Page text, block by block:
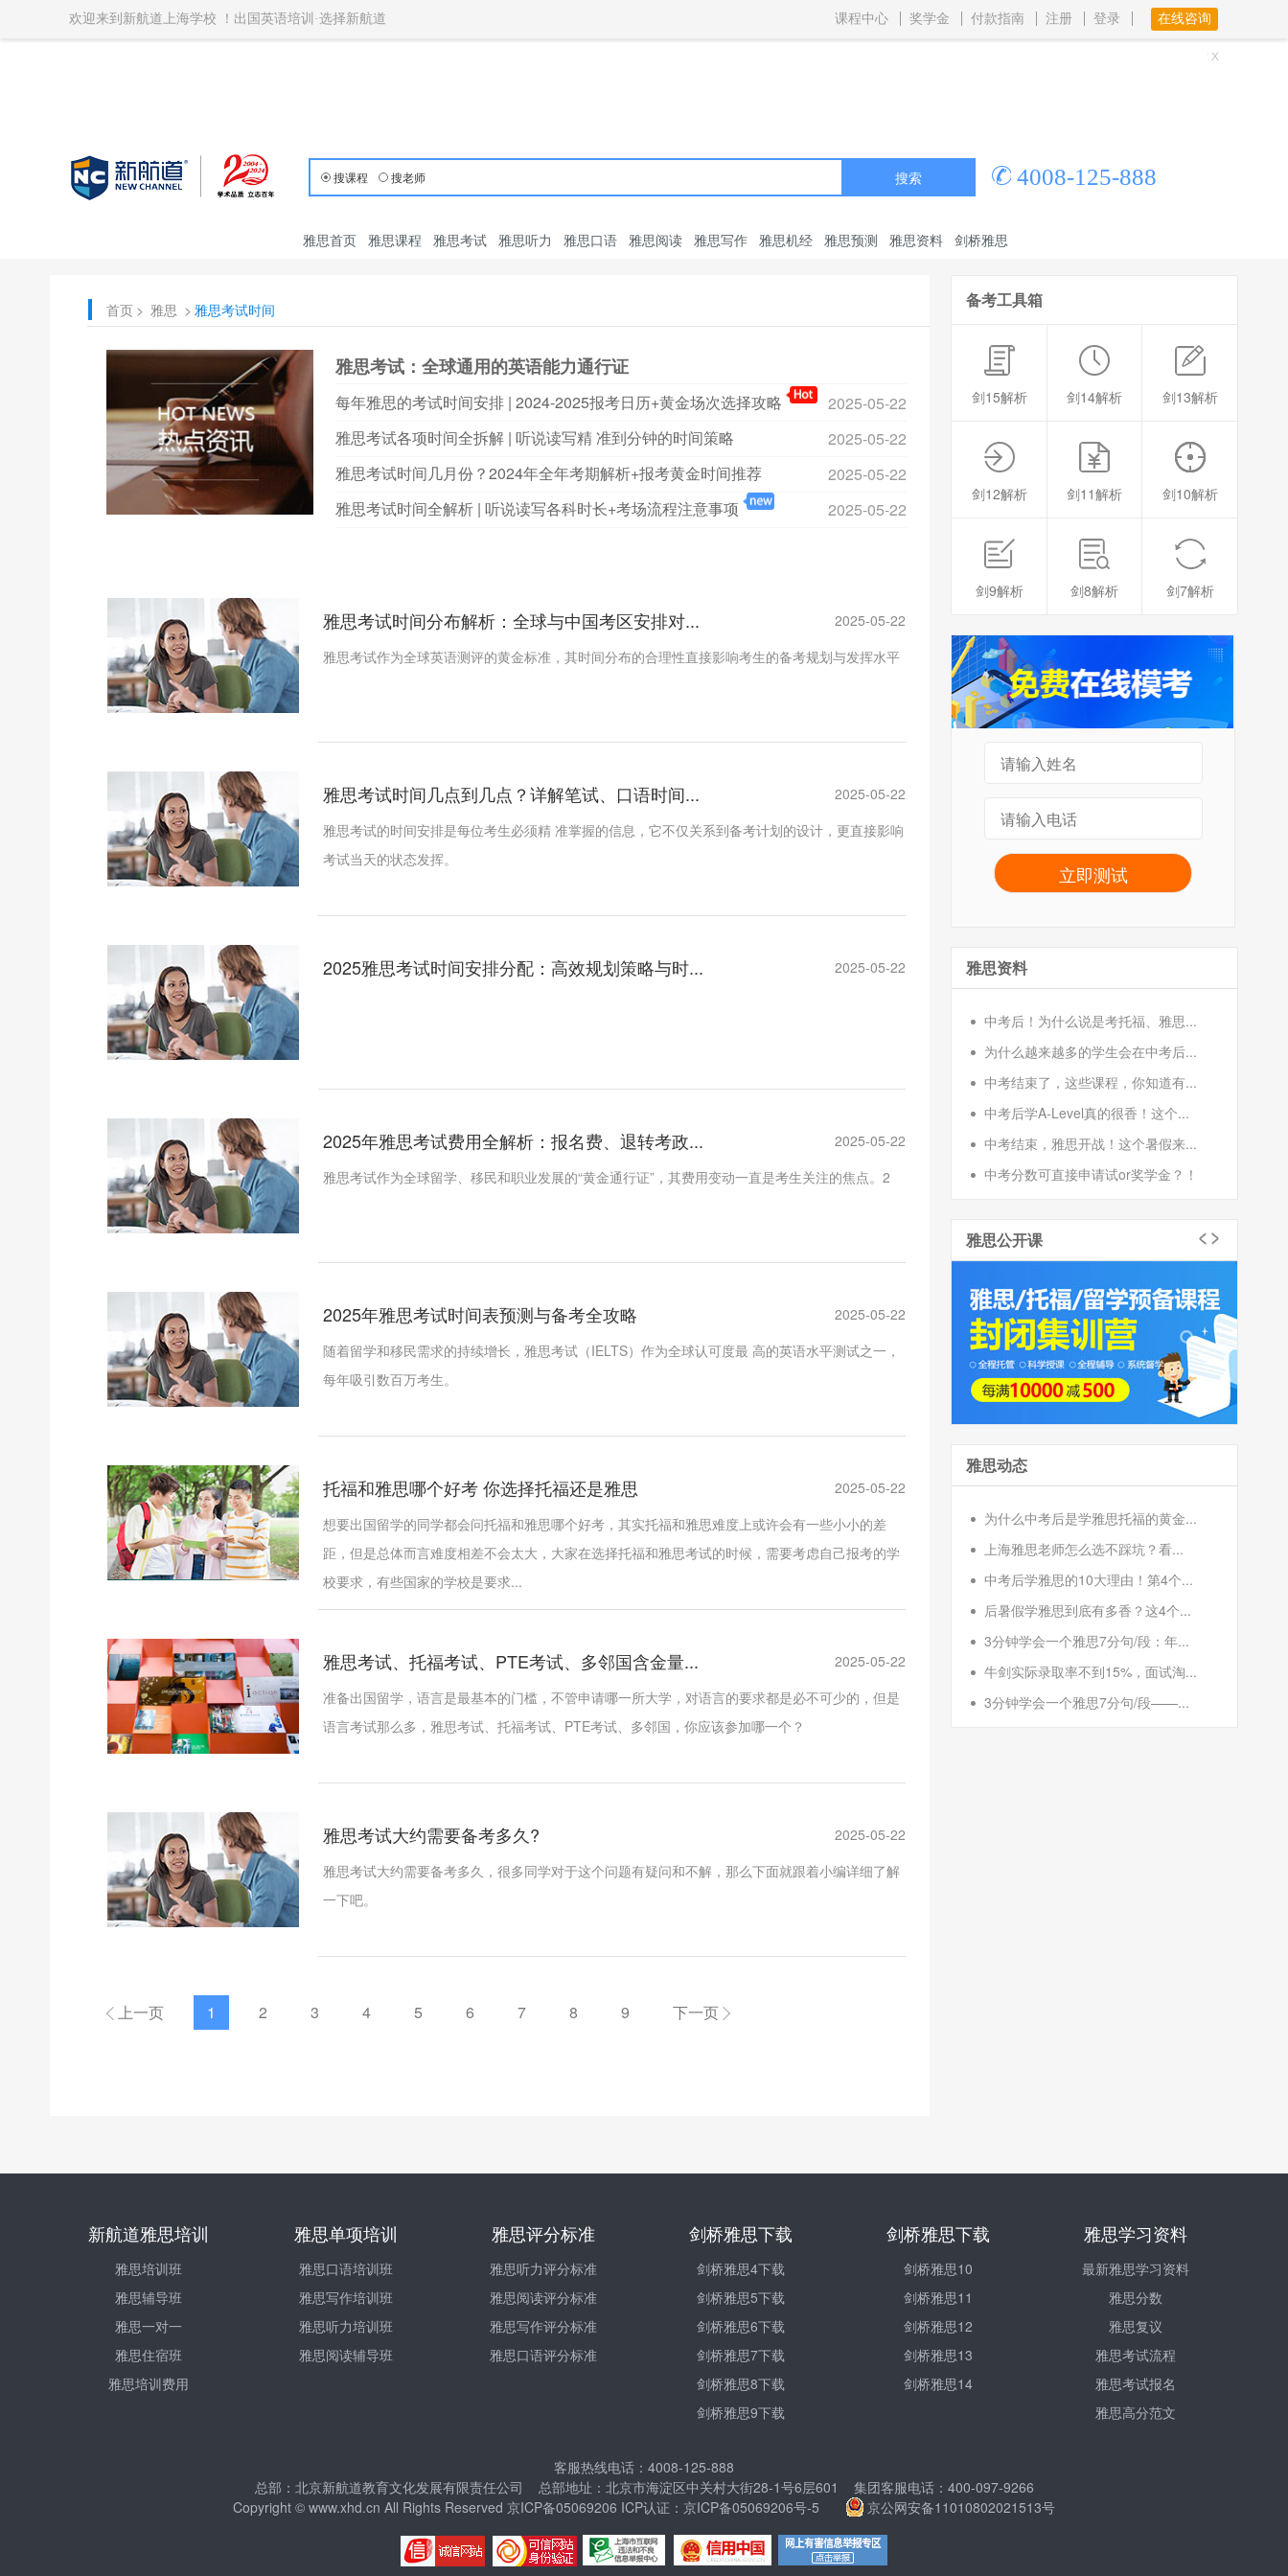
欢迎来到新航道上海学校 ！出国英语培训·选择新航道 课程中心 奖学金 付款指南 注册 登录 在线咨询
搜课程 搜老师 搜索 4008-125-888
雅思首页 雅思课程 雅思考试 雅思听力 雅思口语 雅思阅读 雅思写作 雅思机经 雅思预测 雅思资料 剑桥雅思
首页 > 雅思 > 雅思考试时间
雅思考试：全球通用的英语能力通行证
每年雅思的考试时间安排 | 2024-2025报考日历+黄金场次选择攻略
2025-05-22
雅思考试各项时间全拆解 | 听说读写精 准到分钟的时间策略
2025-05-22
雅思考试时间几月份？2024年全年考期解析+报考黄金时间推荐
2025-05-22
雅思考试时间全解析 | 听说读写各科时长+考场流程注意事项
2025-05-22
雅思考试时间分布解析：全球与中国考区安排对...
2025-05-22
雅思考试作为全球英语测评的黄金标准，其时间分布的合理性直接影响考生的备考规划与发挥水平
雅思考试时间几点到几点？详解笔试、口语时间...
2025-05-22
雅思考试的时间安排是每位考生必须精 准掌握的信息，它不仅关系到备考计划的设计，更直接影响
考试当天的状态发挥。
2025雅思考试时间安排分配：高效规划策略与时... 2025-05-22
2025年雅思考试费用全解析：报名费、退转考政...
2025-05-22
雅思考试作为全球留学、移民和职业发展的“黄金通行证”，其费用变动一直是考生关注的焦点。2
2025年雅思考试时间表预测与备考全攻略
2025-05-22
随着留学和移民需求的持续增长，雅思考试（IELTS）作为全球认可度最 高的英语水平测试之一，
每年吸引数百万考生。
托福和雅思哪个好考 你选择托福还是雅思
2025-05-22
想要出国留学的同学都会问托福和雅思哪个好考，其实托福和雅思难度上或许会有一些小小的差
距，但是总体而言难度相差不会太大，大家在选择托福和雅思考试的时候，需要考虑自己报考的学
校要求，有些国家的学校是要求...
雅思考试、托福考试、PTE考试、多邻国含金量...
2025-05-22
准备出国留学，语言是最基本的门槛，不管申请哪一所大学，对语言的要求都是必不可少的，但是
语言考试那么多，雅思考试、托福考试、PTE考试、多邻国，你应该参加哪一个？
雅思考试大约需要备考多久?
2025-05-22
雅思考试大约需要备考多久，很多同学对于这个问题有疑问和不解，那么下面就跟着小编详细了解
一下吧。
上一页 1 2 3 4 5 6 7 8 9 下一页
备考工具箱
剑15解析 剑14解析 剑13解析
剑12解析 剑11解析 剑10解析
剑9解析 剑8解析 剑7解析
立即测试
雅思资料
中考后！为什么说是考托福、雅思...
为什么越来越多的学生会在中考后...
中考结束了，这些课程，你知道有...
中考后学A-Level真的很香！这个...
中考结束，雅思开战！这个暑假来...
中考分数可直接申请试or奖学金？！
雅思公开课
雅思动态
为什么中考后是学雅思托福的黄金...
上海雅思老师怎么选不踩坑？看...
中考后学雅思的10大理由！第4个...
后暑假学雅思到底有多香？这4个...
3分钟学会一个雅思7分句/段：年...
牛剑实际录取率不到15%，面试淘...
3分钟学会一个雅思7分句/段——...
忘记密码?
请勿将帐号信息提供给他人/机构
新航道雅思培训
雅思培训班
雅思辅导班
雅思一对一
雅思住宿班
雅思培训费用
雅思单项培训
雅思口语培训班
雅思写作培训班
雅思听力培训班
雅思阅读辅导班
雅思评分标准
雅思听力评分标准
雅思阅读评分标准
雅思写作评分标准
雅思口语评分标准
剑桥雅思下载
剑桥雅思4下载
剑桥雅思5下载
剑桥雅思6下载
剑桥雅思7下载
剑桥雅思8下载
剑桥雅思9下载
剑桥雅思下载
剑桥雅思10
剑桥雅思11
剑桥雅思12
剑桥雅思13
剑桥雅思14
雅思学习资料
最新雅思学习资料
雅思分数
雅思复议
雅思考试流程
雅思考试报名
雅思高分范文
客服热线电话：4008-125-888
总部：北京新航道教育文化发展有限责任公司 总部地址：北京市海淀区中关村大街28-1号6层601 集团客服电话：400-097-9266
Copyright © www.xhd.cn All Rights Reserved 京ICP备05069206 ICP认证：京ICP备05069206号-5
京公网安备11010802021513号